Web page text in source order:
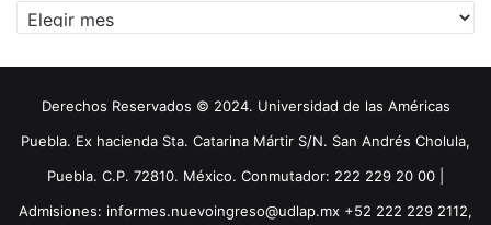
Archivos
Derechos Reservados © 2024. Universidad de las Américas
Puebla. Ex hacienda Sta. Catarina Mártir S/N. San Andrés Cholula,
Puebla. C.P. 72810. México. Conmutador: 222 229 20 00 |
Admisiones: informes.nuevoingreso@udlap.mx +52 222 229 2112,